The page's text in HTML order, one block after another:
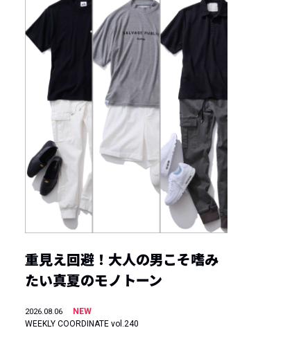
重見え回避！大人の男こそ嗜み
たい真夏のモノトーン
2026.08.06
NEW
WEEKLY COORDINATE vol.240